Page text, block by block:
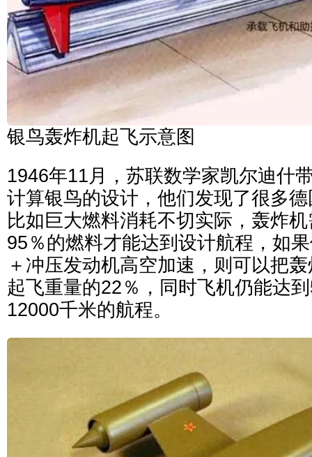
银鸟轰炸机起飞示意图
1946年11月，苏联数学家凯尔迪什
计算银鸟的设计，他们发现了很多
比如巨大燃料消耗不切实际，轰炸
95％的燃料才能达到设计航程，如
＋冲压发动机高空加速，则可以把
起飞重量的22％，同时飞机仍能达
12000千米的航程。